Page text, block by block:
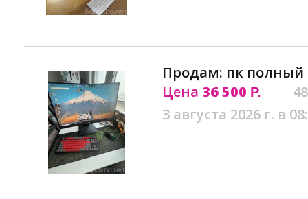
Продам: пк полный
Цена 36 500 Р.
3 августа 2026 г. в